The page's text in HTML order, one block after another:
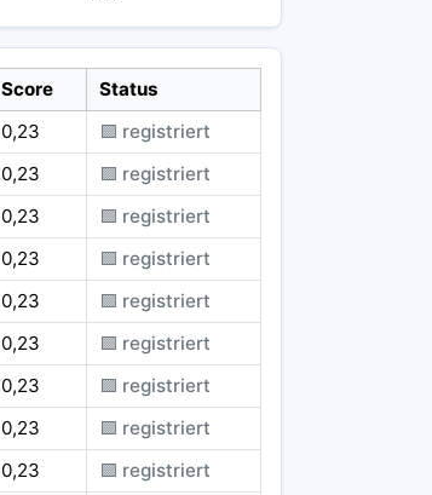
Score
Status
0,23
🟪 registriert
0,23
🟪 registriert
0,23
🟪 registriert
0,23
🟪 registriert
0,23
🟪 registriert
0,23
🟪 registriert
0,23
🟪 registriert
0,23
🟪 registriert
0,23
🟪 registriert